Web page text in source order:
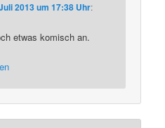
2013 um 17:38 Uhr:
etwas komisch an.